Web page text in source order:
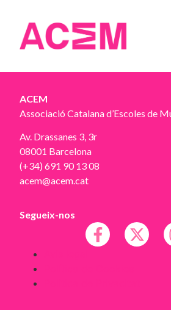
ACEM
Associació Catalana d’Escoles de
Av. Drassanes 3, 3r
08001 Barcelona
(+34) 691 90 13 08
acem@acem.cat
Segueix-nos